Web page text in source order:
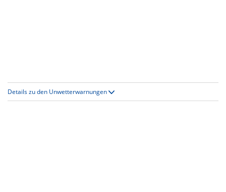
Details zu den Unwetterwarnungen